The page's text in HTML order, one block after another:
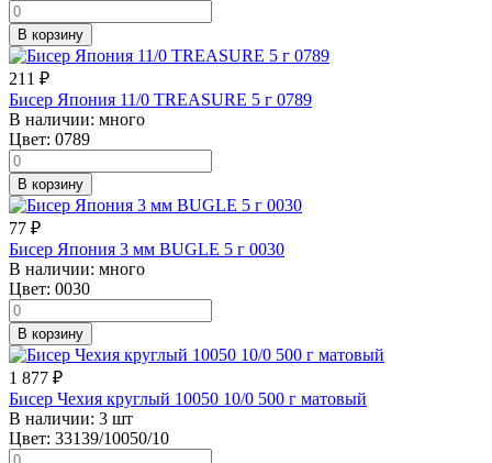
В корзину
211 ₽
Бисер Япония 11/0 TREASURE 5 г 0789
В наличии: много
Цвет: 0789
В корзину
77 ₽
Бисер Япония 3 мм BUGLE 5 г 0030
В наличии: много
Цвет: 0030
В корзину
1 877 ₽
Бисер Чехия круглый 10050 10/0 500 г матовый
В наличии: 3 шт
Цвет: 33139/10050/10